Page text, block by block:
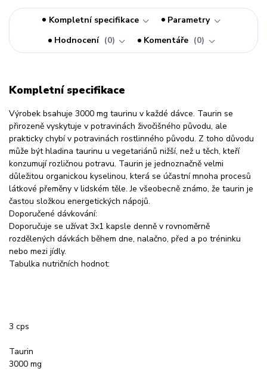
Kompletní specifikace
Parametry
Hodnocení
0 Komentáře 0
Kompletní specifikace
Výrobek bsahuje 3000 mg taurinu v každé dávce. Taurin se
přirozeně vyskytuje v potravinách živočišného původu, ale
prakticky chybí v potravinách rostlinného původu. Z toho důvodu
může být hladina taurinu u vegetariánů nižší, než u těch, kteří
konzumují rozličnou potravu. Taurin je jednoznačně velmi
důležitou organickou kyselinou, která se účastní mnoha procesů
látkové přeměny v lidském těle. Je všeobecně známo, že taurin je
častou složkou energetických nápojů.
Doporučené dávkování:
Doporučuje se užívat 3x1 kapsle denně v rovnoměrně
rozdělených dávkách během dne, nalačno, před a po tréninku
nebo mezi jídly.
Tabulka nutričních hodnot:
3 cps
Taurin
3000 mg